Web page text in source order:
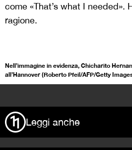
come «That’s what I needed».
ragione.
Nell’immagine in evidenza, Chicharito
all’Hannover (Roberto Pfeil/AFP/Getty
Leggi anche